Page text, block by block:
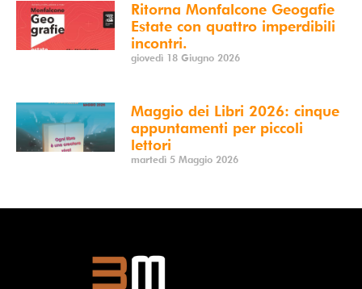
Ritorna Monfalcone Geogafie
Estate con quattro imperdibili
incontri.
giovedì 18 Giugno 2026
Maggio dei Libri 2026: cinque
appuntamenti per piccoli
lettori
martedì 5 Maggio 2026